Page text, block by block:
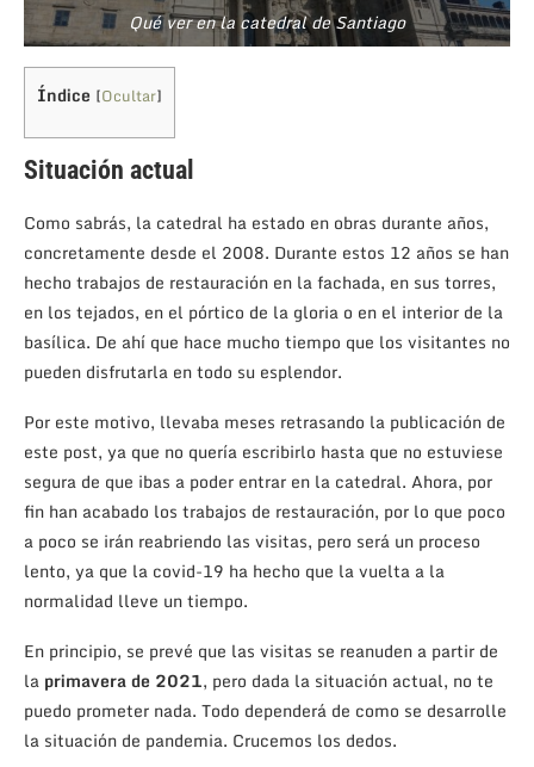
Qué ver en la catedral de Santiago
Índice [Ocultar]
Situación actual
Como sabrás, la catedral ha estado en obras durante años,
concretamente desde el 2008. Durante estos 12 años se han
hecho trabajos de restauración en la fachada, en sus torres,
en los tejados, en el pórtico de la gloria o en el interior de la
basílica. De ahí que hace mucho tiempo que los visitantes no
pueden disfrutarla en todo su esplendor.
Por este motivo, llevaba meses retrasando la publicación de
este post, ya que no quería escribirlo hasta que no estuviese
segura de que ibas a poder entrar en la catedral. Ahora, por
fin han acabado los trabajos de restauración, por lo que poco
a poco se irán reabriendo las visitas, pero será un proceso
lento, ya que la covid-19 ha hecho que la vuelta a la
normalidad lleve un tiempo.
En principio, se prevé que las visitas se reanuden a partir de
la primavera de 2021, pero dada la situación actual, no te
puedo prometer nada. Todo dependerá de como se desarrolle
la situación de pandemia. Crucemos los dedos.